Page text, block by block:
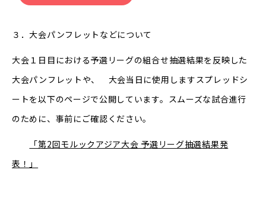
３．大会パンフレットなどについて
大会１日目における予選リーグの組合せ抽選結果を反映した
大会パンフレットや、 大会当日に使用しますスプレッドシ
ートを以下のページで公開しています。スムーズな試合進行
のために、事前にご確認ください。
「第2回モルックアジア大会 予選リーグ抽選結果発
表！」